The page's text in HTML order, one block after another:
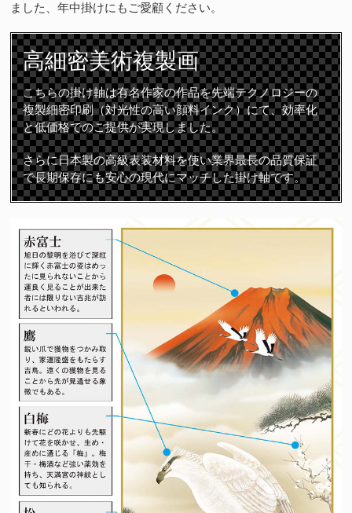
ました、年中掛けにもご愛顧ください。
高細密美術複製画
こちらの掛け軸は有名作家の作品を先端テクノロジーの
複製細密印刷（対光性の高い顔料インク）にて、効率化
と低価格でのご提供が実現しました。
さらに日本製の高級表装材料を使い業界最長の品質保証
で長期保存にも安心の現代にマッチした掛け軸です。